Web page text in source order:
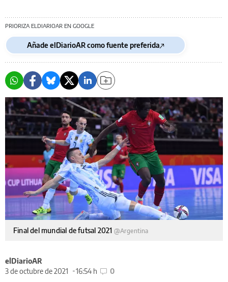
PRIORIZA ELDIARIOAR EN GOOGLE
Añade elDiarioAR como fuente preferida
Final del mundial de futsal 2021 @Argentina
elDiarioAR
3 de octubre de 2021
16:54 h 0